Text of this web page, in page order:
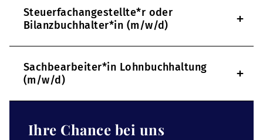
Steuerfachangestellte*r oder
Bilanzbuchhalter*in (m/w/d)
+
Sachbearbeiter*in Lohnbuchhaltung
(m/w/d)
+
Ihre Chance bei uns